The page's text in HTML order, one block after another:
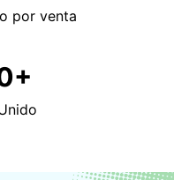
por venta